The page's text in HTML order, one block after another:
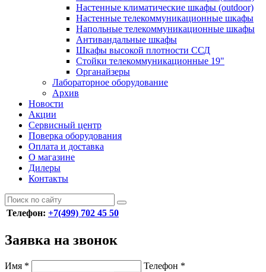
Настенные климатические шкафы (outdoor)
Настенные телекоммуникационные шкафы
Напольные телекоммуникационные шкафы
Антивандальные шкафы
Шкафы высокой плотности ССД
Стойки телекоммуникационные 19"
Органайзеры
Лабораторное оборудование
Архив
Новости
Акции
Сервисный центр
Поверка оборудования
Оплата и доставка
О магазине
Дилеры
Контакты
Телефон: +7(499) 702 45 50
Заявка на звонок
Имя * Телефон *